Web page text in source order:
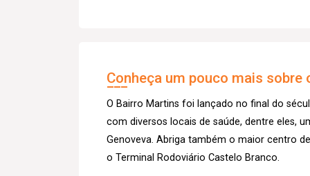
Conheça um pouco mais sobre
O Bairro Martins foi lançado no final do
com diversos locais de saúde, dentre eles,
Genoveva. Abriga também o maior centro
o Terminal Rodoviário Castelo Branco.